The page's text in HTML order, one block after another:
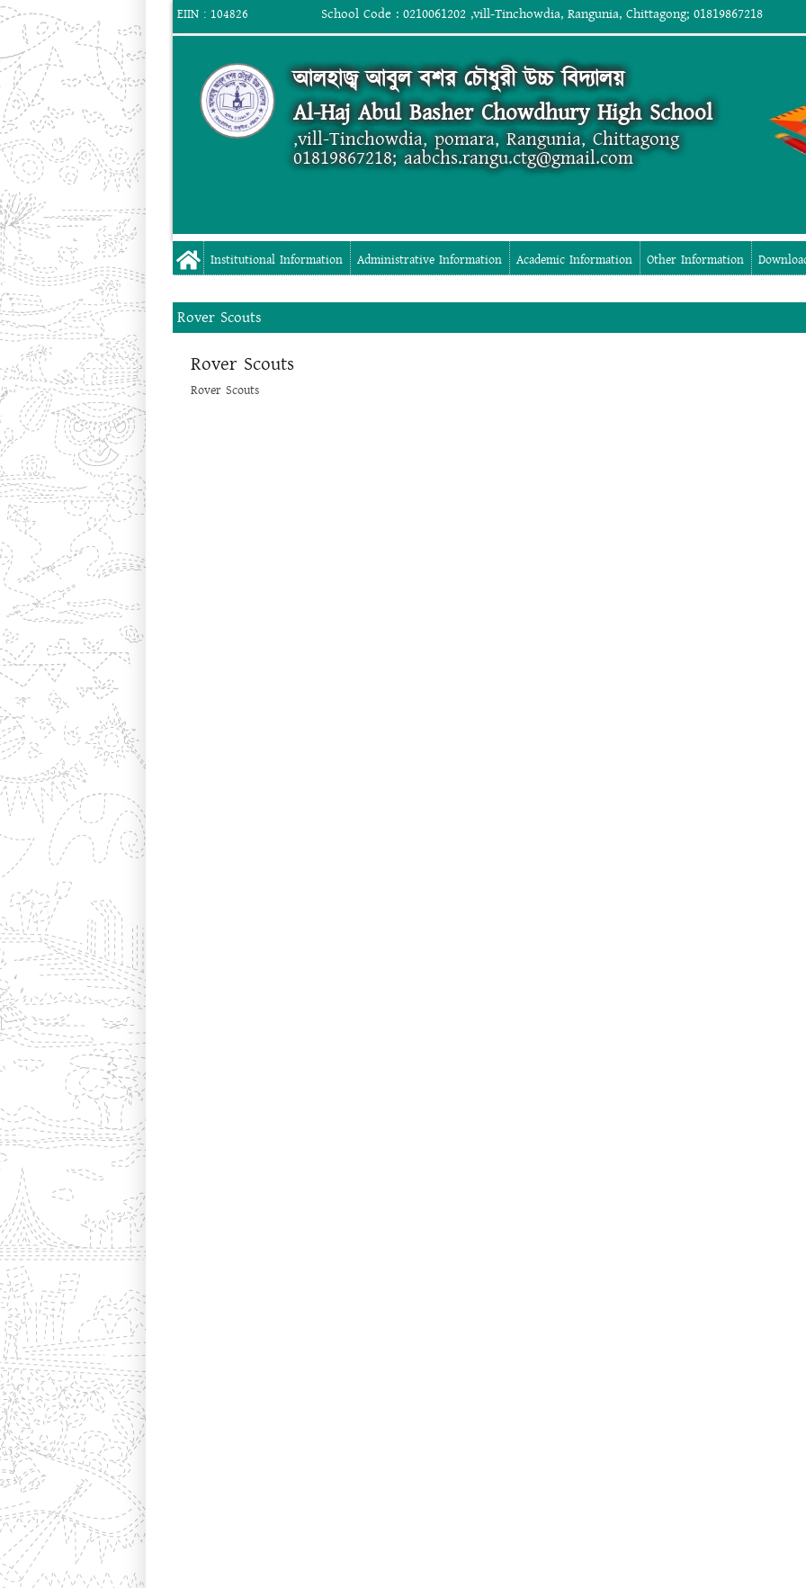
EIIN : 104826 School Code : 0210061202 ,vill-Tinchowdia, Rangunia, Chittagong; 01819867218
আলহাজ্ব আবুল বশর চৌধুরী উচ্চ বিদ্যালয়
Al-Haj Abul Basher Chowdhury High School
,vill-Tinchowdia, pomara, Rangunia, Chittagong
01819867218; aabchs.rangu.ctg@gmail.com
Institutional Information Administrative Information Academic Information Other Information
Rover Scouts
Rover Scouts
Rover Scouts